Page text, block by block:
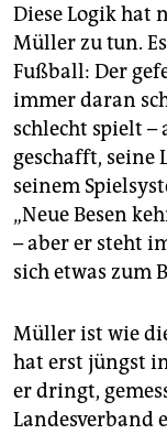
Diese Logik hat
Müller zu tun.
Fußball: Der
immer daran
schlecht spielt –
geschafft, seine
seinem
„Neue Besen
– aber er steht
sich etwas zum
Müller ist wie
hat erst jüngst
er dringt,
Landesverband